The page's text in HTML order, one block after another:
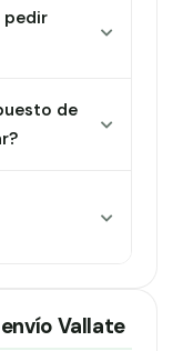
pedir
de
Vallate